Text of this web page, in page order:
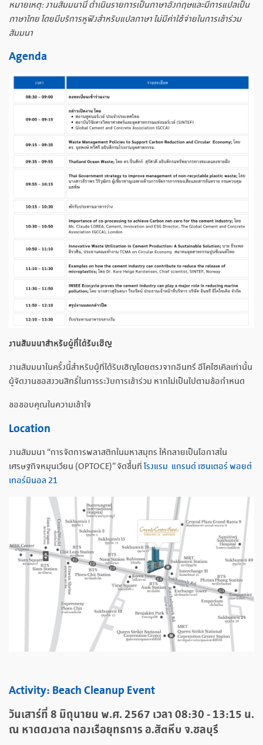
หมายเหตุ: งานสัมมนานี้ ดำเนินรายการเป็นภาษาอังกฤษและมีการแปลเป็น
ภาษาไทย โดยมีบริการหูฟังสำหรับแปลภาษา ไม่มีค่าใช้จ่ายในการเข้าร่วม
สัมมนา
Agenda
งานสัมมนาสำหรับผู้ที่ได้รับเชิญ
งานสัมมนาในครั้งนี้สำหรับผู้ที่ได้รับเชิญโดยตรงจากอินทรี อีโคไซเคิลเท่านั้น
ผู้จัดงานขอสงวนสิทธิ์ในการระงับการเข้าร่วม หากไม่เป็นไปตามข้อกำหนด
ขอขอบคุณในความเข้าใจ
Location
งานสัมมนา “การจัดการพลาสติกในมหาสมุทร ให้กลายเป็นโอกาสใน
เศรษฐกิจหมุนเวียน (OPTOCE)” จัดขึ้นที่โรงแรม แกรนด์ เซนเตอร์ พอยต์
เทอร์มินอล 21
Activity: Beach Cleanup Event
วันเสาร์ที่ 8 มิถุนายน พ.ศ. 2567 เวลา 08:30 - 13:15 น.
ณ หาดดงตาล กองเรือยุทธการ อ.สัตหีบ จ.ชลบุรี